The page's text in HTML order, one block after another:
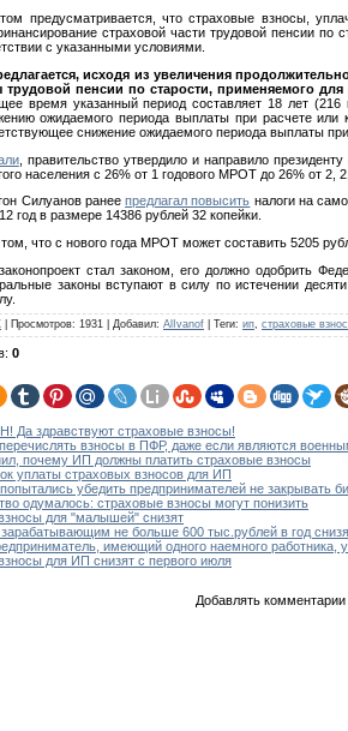
предусматривается, что страховые взносы,
страховой части трудовой пенсии по
с указанными условиями.
исходя из увеличения
пенсии по старости, применяемого для
время указанный период составляет 18 лет
ожидаемого периода выплаты при расчете или
снижение ожидаемого периода выплаты
, правительство утвердило и направило
населения с 26% от 1 годового МРОТ до 26% от 2,
Силуанов ранеепредлагал повысить налоги на
год в размере 14386 рублей 32 копейки.
что с нового года МРОТ может составить 5205
стал законом, его должно одобрить
законы вступают в силу по истечении
Просмотров: 1931 Добавил: AlIvanof Теги: ип страховые
: 0
Да здравствуют страховые взносы!
взносы в ПФР, даже если являются
почему ИП должны платить страховые взносы
уплаты страховых взносов для ИП
убедить предпринимателей не закрывать
одумалось: страховые взносы могут понизить
для "малышей" снизят
не больше 600 тыс.рублей в год
имеющий одного наемного
для ИП снизят с первого июля
Добавлять комментарии